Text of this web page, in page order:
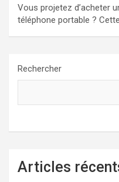
Vous projetez d’acheter
téléphone portable ?
Rechercher
Articles